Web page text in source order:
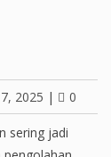
2025 | 0
sering jadi